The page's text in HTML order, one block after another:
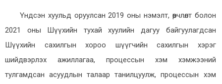
Үндсэн хуульд оруулсан 2019 оны нэмэлт, өөрчлөлт болон
2021 оны Шүүхийн тухай хуулийн дагуу байгуулагдсан
Шүүхийн сахилгын хороо шүүгчийн сахилгын хэрэг
шийдвэрлэх ажиллагаа, процессын хэм хэмжээний
тулгамдсан асуудлын талаар танилцуулж, процессын хэм